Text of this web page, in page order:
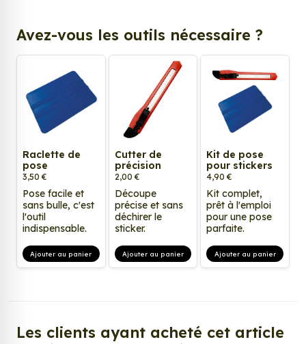
Avez-vous les outils nécessaire ?
Raclette de
pose
3,50 €
Pose facile et
sans bulle, c'est
l'outil
indispensable.
Ajouter au panier
Cutter de
précision
2,00 €
Découpe
précise et sans
déchirer le
sticker.
Ajouter au panier
Kit de pose
pour stickers
4,90 €
Kit complet,
prêt à l'emploi
pour une pose
parfaite.
Ajouter au panier
Les clients ayant acheté cet article